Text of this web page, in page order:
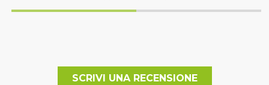
SCRIVI UNA RECENSIONE